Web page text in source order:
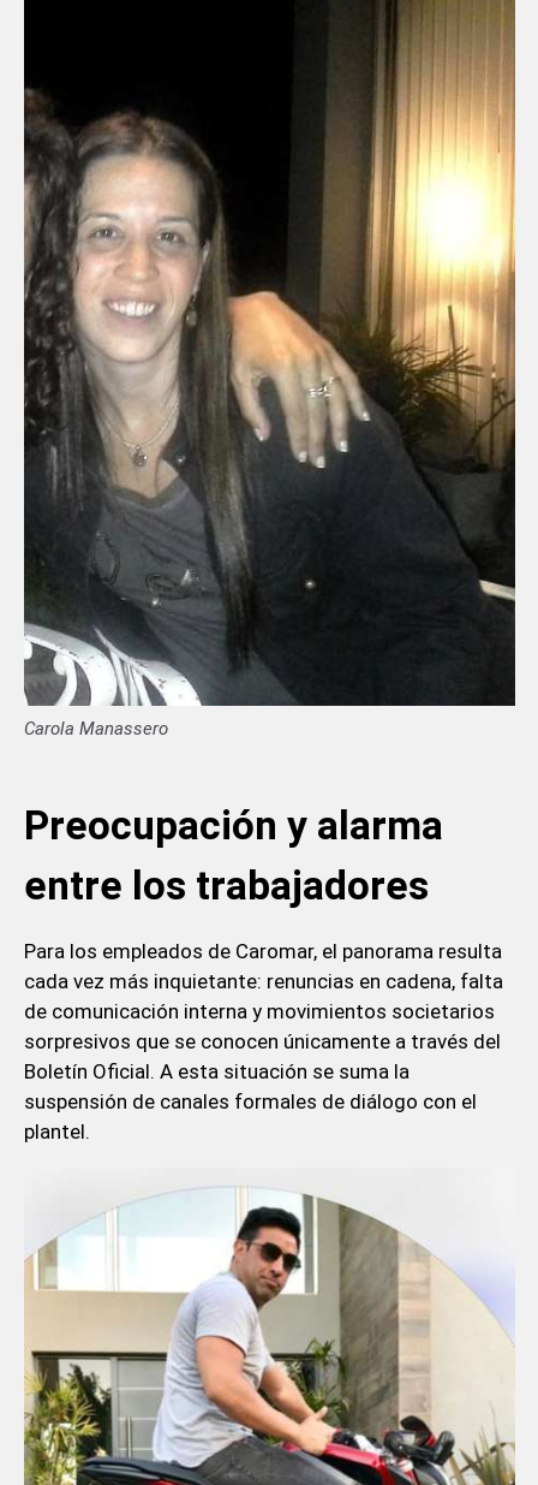
Carola Manassero
Preocupación y alarma
entre los trabajadores
Para los empleados de Caromar, el panorama resulta
cada vez más inquietante: renuncias en cadena, falta
de comunicación interna y movimientos societarios
sorpresivos que se conocen únicamente a través del
Boletín Oficial. A esta situación se suma la
suspensión de canales formales de diálogo con el
plantel.